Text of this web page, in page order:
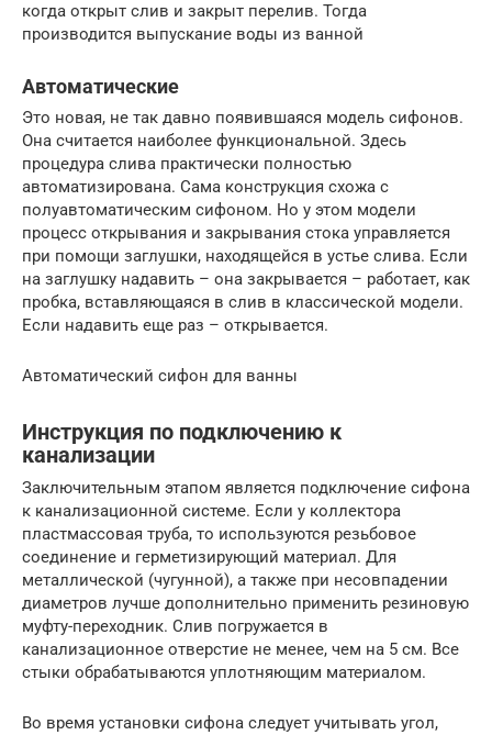
когда открыт слив и закрыт перелив. Тогда
производится выпускание воды из ванной
Автоматические
Это новая, не так давно появившаяся модель сифонов.
Она считается наиболее функциональной. Здесь
процедура слива практически полностью
автоматизирована. Сама конструкция схожа с
полуавтоматическим сифоном. Но у этом модели
процесс открывания и закрывания стока управляется
при помощи заглушки, находящейся в устье слива. Если
на заглушку надавить – она закрывается – работает, как
пробка, вставляющаяся в слив в классической модели.
Если надавить еще раз – открывается.
Автоматический сифон для ванны
Инструкция по подключению к
канализации
Заключительным этапом является подключение сифона
к канализационной системе. Если у коллектора
пластмассовая труба, то используются резьбовое
соединение и герметизирующий материал. Для
металлической (чугунной), а также при несовпадении
диаметров лучше дополнительно применить резиновую
муфту-переходник. Слив погружается в
канализационное отверстие не менее, чем на 5 см. Все
стыки обрабатываются уплотняющим материалом.
Во время установки сифона следует учитывать угол,